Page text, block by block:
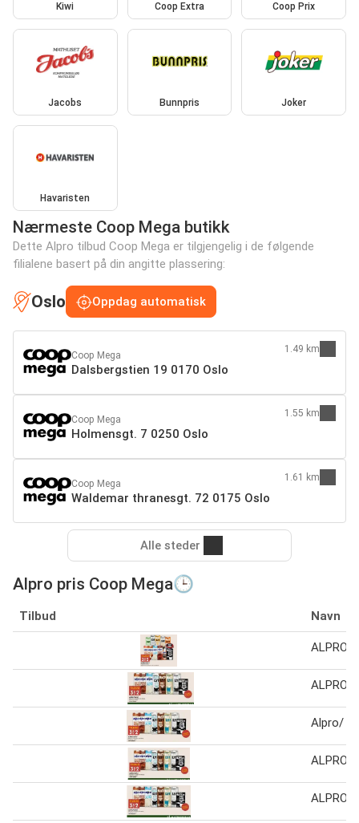
Kiwi Coop Extra Coop Prix
Jacobs Bunnpris Joker
Havaristen
Nærmeste Coop Mega butikk
Dette Alpro tilbud Coop Mega er tilgjengelig i de følgende
filialene basert på din angitte plassering:
Oslo Oppdag automatisk
Coop Mega
Dalsbergstien 19 0170 Oslo
1.49 km
Coop Mega
Holmensgt. 7 0250 Oslo
1.55 km
Coop Mega
Waldemar thranesgt. 72 0175 Oslo
1.61 km
Alle steder
Alpro pris Coop Mega🕒
Tilbud Navn
ALPRO/
ALPRO/
Alpro/
ALPRO/
ALPRO/